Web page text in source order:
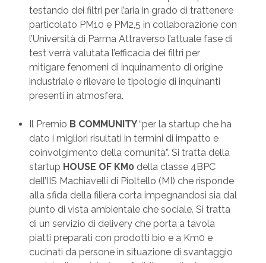
testando dei filtri per l’aria in grado di trattenere
particolato PM10 e PM2,5 in collaborazione con
l’Università di Parma Attraverso l’attuale fase di
test verrà valutata l’efficacia dei filtri per
mitigare fenomeni di inquinamento di origine
industriale e rilevare le tipologie di inquinanti
presenti in atmosfera.
Il Premio B COMMUNITY“per la startup che ha
dato i migliori risultati in termini di impatto e
coinvolgimento della comunità”. Si tratta della
startup HOUSE OF KM0della classe 4BPC
dell’IIS Machiavelli di Pioltello (MI) che risponde
alla sfida della filiera corta impegnandosi sia dal
punto di vista ambientale che sociale. Si tratta
di un servizio di delivery che porta a tavola
piatti preparati con prodotti bio e a Km0 e
cucinati da persone in situazione di svantaggio